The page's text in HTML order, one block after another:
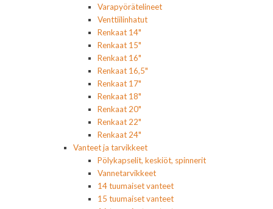
Varapyörätelineet
Venttiilinhatut
Renkaat 14"
Renkaat 15"
Renkaat 16"
Renkaat 16,5"
Renkaat 17"
Renkaat 18"
Renkaat 20"
Renkaat 22"
Renkaat 24"
Vanteet ja tarvikkeet
Pölykapselit, keskiöt, spinnerit
Vannetarvikkeet
14 tuumaiset vanteet
15 tuumaiset vanteet